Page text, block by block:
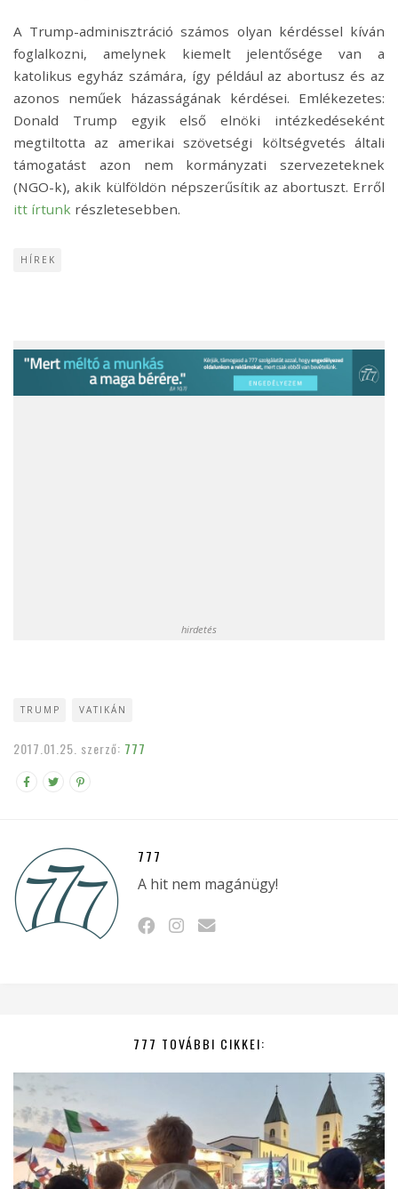
A Trump-adminisztráció számos olyan kérdéssel kíván
foglalkozni, amelynek kiemelt jelentősége van a
katolikus egyház számára, így például az abortusz és az
azonos neműek házasságának kérdései. Emlékezetes:
Donald Trump egyik első elnöki intézkedéseként
megtiltotta az amerikai szövetségi költségvetés általi
támogatást azon nem kormányzati szervezeteknek
(NGO-k), akik külföldön népszerűsítik az abortuszt. Erről
itt írtunk részletesebben.
HÍREK
hirdetés
TRUMP VATIKÁN
2017.01.25. szerző: 777
777
A hit nem magánügy!
777 TOVÁBBI CIKKEI: